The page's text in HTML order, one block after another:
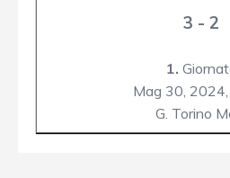
3 - 2
1.
Mag 30, 2024,
G. Torino